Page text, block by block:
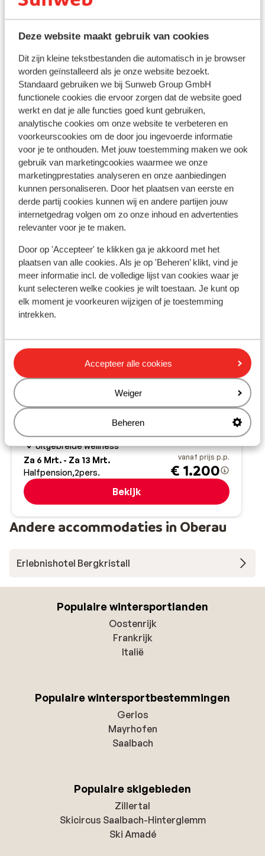
Deze website maakt gebruik van cookies
Dit zijn kleine tekstbestanden die automatisch in je browser
worden geïnstalleerd als je onze website bezoekt.
Standaard gebruiken we bij Sunweb Group GmbH
functionele cookies die ervoor zorgen dat de website goed
werkt en dat je alle functies goed kunt gebruiken,
analytische cookies om onze website te verbeteren en
voorkeurscookies om de door jou ingevoerde informatie
voor je te onthouden. Met jouw toestemming maken we ook
gebruik van marketingcookies waarmee we onze
marketingprestaties analyseren en onze aanbiedingen
kunnen personaliseren. Door het plaatsen van eerste en
derde partij cookies kunnen wij en andere partijen jouw
internetgedrag volgen om zo onze inhoud en advertenties
relevanter voor je te maken.
Door op 'Accepteer' te klikken ga je akkoord met het
plaatsen van alle cookies. Als je op 'Beheren’ klikt, vind je
meer informatie incl. de volledige lijst van cookies waar je
kunt selecteren welke cookies je wilt toestaan. Je kunt op
elk moment je voorkeuren wijzigen of je toestemming
intrekken.
Accepteer alle cookies
Weiger
Beheren
Sleepliften
Populaire accommodaties
8.9
Erlebnishotel Bergkristall
Ski Juwel Alpbachtal Wildschönau
Oostenrijk
Fantastische keuken
Uitgebreide wellness
Za 6 Mrt. - Za 13 Mrt.
Halfpension 2pers.
vanaf prijs p.p.
€ 1.200
Bekijk
Andere accommodaties in Oberau
Erlebnishotel Bergkristall
Populaire wintersportlanden
Oostenrijk
Frankrijk
Italië
Populaire wintersportbestemmingen
Gerlos
Mayrhofen
Saalbach
Populaire skigebieden
Zillertal
Skicircus Saalbach-Hinterglemm
Ski Amadé